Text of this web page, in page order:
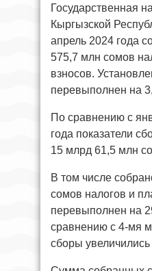
Государственная
Кыргызской
апрель 2024 года
575,7 млн сомов
взносов.
перевыполнен на
По сравнению с
года показатели
15 млрд 61,5 млн
В том числе
сомов налогов и
перевыполнен на
сравнению с 4-мя
сборы